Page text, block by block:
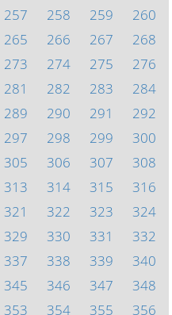
257 258 259
260
265 266 267
268
273 274 275
276
281 282 283
284
289 290 291
292
297 298 299
300
305 306 307
308
313 314 315
316
321 322 323
324
329 330 331
332
337 338 339
340
345 346 347
348
353 354 355 356